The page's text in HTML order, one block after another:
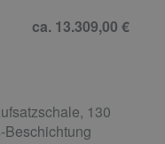
ca. 13.309,00 €
130
Beschichtung